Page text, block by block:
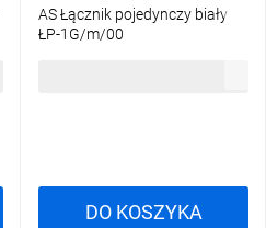
AS Łącznik pojedynczy biały
ŁP-1G/m/00
DO KOSZYKA